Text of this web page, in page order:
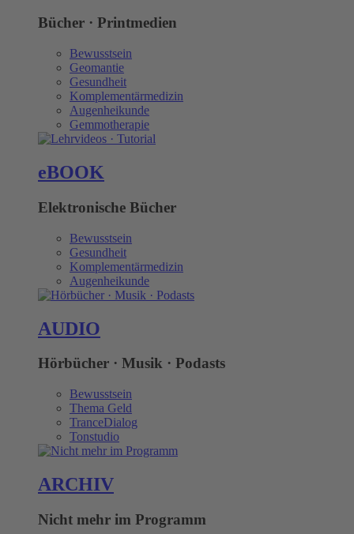
Bücher · Printmedien
Bewusstsein
Geomantie
Gesundheit
Komplementärmedizin
Augenheikunde
Gemmotherapie
eBOOK
Elektronische Bücher
Bewusstsein
Gesundheit
Komplementärmedizin
Augenheikunde
AUDIO
Hörbücher · Musik · Podasts
Bewusstsein
Thema Geld
TranceDialog
Tonstudio
ARCHIV
Nicht mehr im Programm